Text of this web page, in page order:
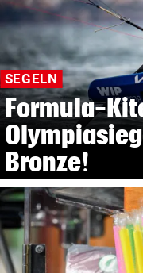
SEGELN
Formula-
Bronze!